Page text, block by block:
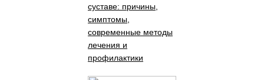
суставе: причины,
симптомы,
современные методы
лечения и
профилактики